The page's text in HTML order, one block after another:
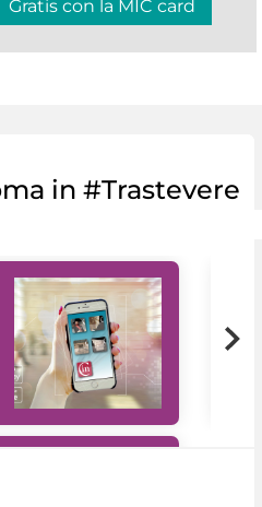
Gratis con la MIC card
in #Trastevere